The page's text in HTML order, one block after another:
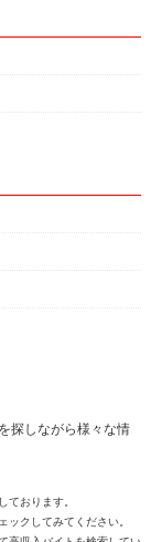
探しながら様々な情
おります。
クしてみてください。